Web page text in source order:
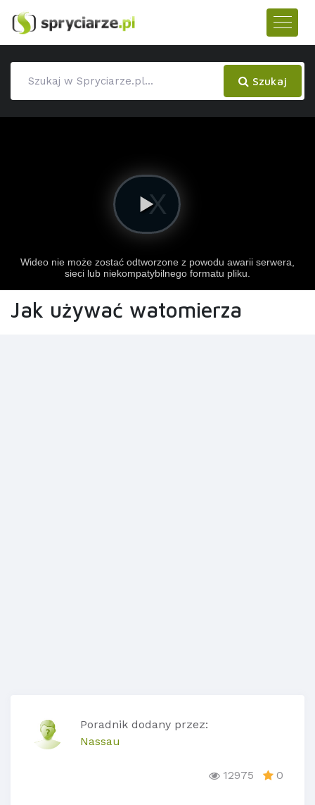
Szukaj
Jak używać watomierza
Poradnik dodany przez:
Nassau
12975 0